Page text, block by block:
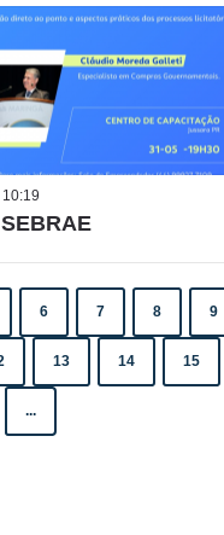
6 7 8 9
13 14 15
...